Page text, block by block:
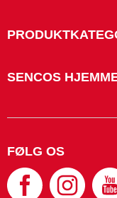
SENCOS
FØLG OS